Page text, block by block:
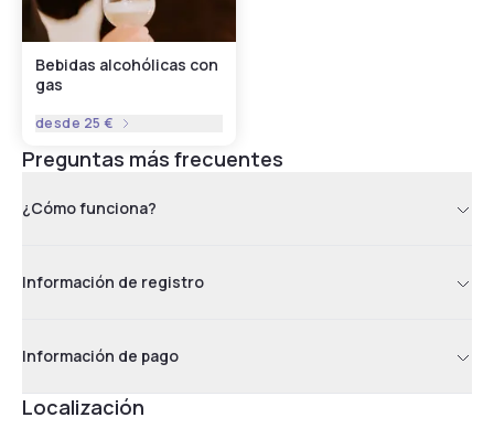
Bebidas alcohólicas con
gas
desde 25 €
Preguntas más frecuentes
¿Cómo funciona?
Información de registro
Información de pago
Localización